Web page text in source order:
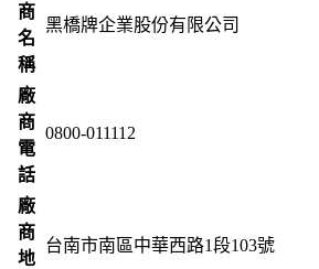
商
名
稱
黑橋牌企業股份有限公司
廠
商
電
話
0800-011112
廠
商
地
台南市南區中華西路1段103號